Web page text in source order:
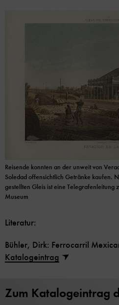
Reisende konnten an der unweit von
Soledad offensichtlich Getränke kaufen.
gestellten Gleis ist eine Telegrafenleitung
Museum
Literatur:
Bühler, Dirk: Ferrocarril
Katalogeintrag
Zum Katalogeintrag